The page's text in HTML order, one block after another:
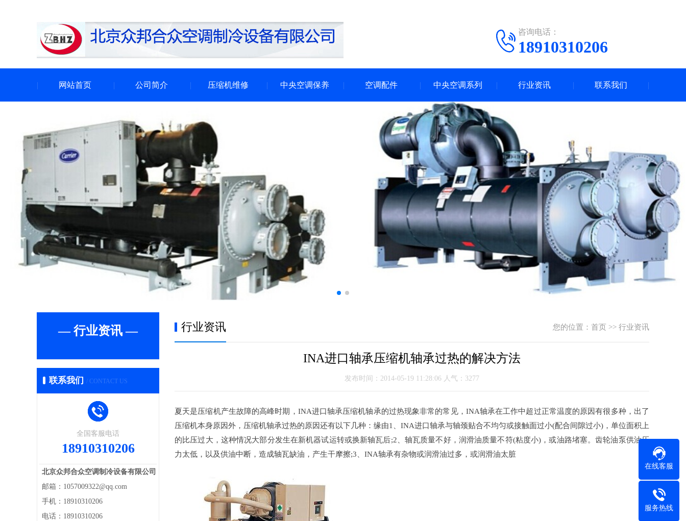
咨询电话：
18910310206
网站首页 公司简介 压缩机维修 中央空调保养 空调配件 中央空调系列 行业资讯 联系我们
— 行业资讯 —
联系我们 / CONTACT US
全国客服电话
18910310206
北京众邦合众空调制冷设备有限公司
邮箱：1057009322@qq.com
手机：18910310206
电话：18910310206
您的位置： 首页 >> 行业资讯
行业资讯
INA进口轴承压缩机轴承过热的解决方法
发布时间：2014-05-19 11:28:06 人气：3277
夏天是压缩机产生故障的高峰时期，INA进口轴承压缩机轴承的过热现象非常的常见，INA轴承在工作中超过正常温度的原因有很多种，出了
压缩机本身原因外，压缩机轴承过热的原因还有以下几种：缘由1、INA进口轴承与轴颈贴合不均匀或接触面过小(配合间隙过小)，单位面积上
的比压过大，这种情况大部分发生在新机器试运转或换新轴瓦后;2、轴瓦质量不好，润滑油质量不符(粘度小)，或油路堵塞。齿轮油泵供油压
力太低，以及供油中断，造成轴瓦缺油，产生干摩擦;3、INA轴承有杂物或润滑油过多，或润滑油太脏
在线客服
服务热线